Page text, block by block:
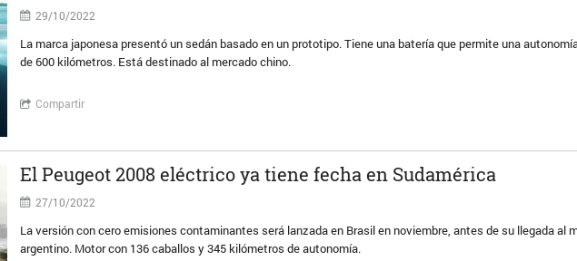
29/10/2022
La marca japonesa presentó un sedán basado en un prototipo. Tiene una batería que permite una
de 600 kilómetros. Está destinado al mercado chino.
Compartir
El Peugeot 2008 eléctrico ya tiene fecha en Sudamérica
27/10/2022
La versión con cero emisiones contaminantes será lanzada en Brasil en noviembre, antes de su llegada al
argentino. Motor con 136 caballos y 345 kilómetros de autonomía.